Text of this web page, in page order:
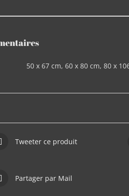
50 x 67 cm, 60 x 80 cm, 80 x
Tweeter ce produit
Partager par Mail